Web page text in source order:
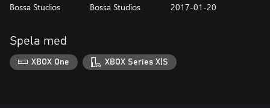
Bossa Studios Bossa Studios 2017-01-20
Spela med
XBOX One XBOX Series X|S